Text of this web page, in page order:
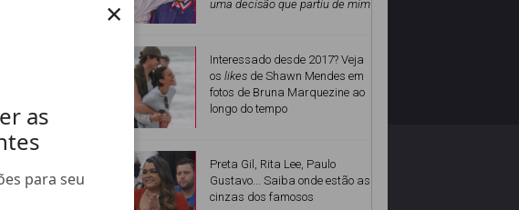
as
para seu
×
com
uma decisão que partiu de mim
Interessado desde 2017? Veja
os likes de Shawn Mendes em
fotos de Bruna Marquezine ao
longo do tempo
Preta Gil, Rita Lee, Paulo
Gustavo... Saiba onde estão as
cinzas dos famosos
TRABALHE NO ESTRELANDO
Desenvolvido por